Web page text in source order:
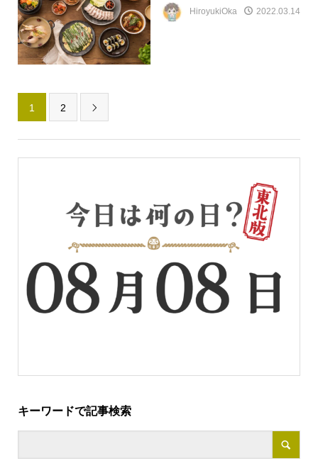
HiroyukiOka 2022.03.14
1 2 
キーワードで記事検索